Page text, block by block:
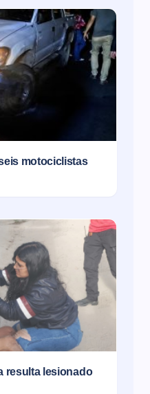
motociclistas
resulta lesionado